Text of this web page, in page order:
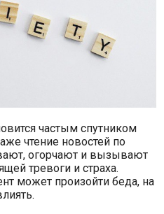
частым спутником
чтение новостей по
огорчают и вызывают
тревоги и страха.
может произойти беда, на